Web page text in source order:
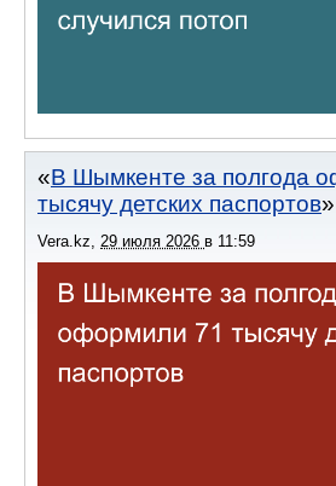
В Шымкенте за полгода
тысячу детских паспортов
Vera.kz 29 июля 2026 в 11:59